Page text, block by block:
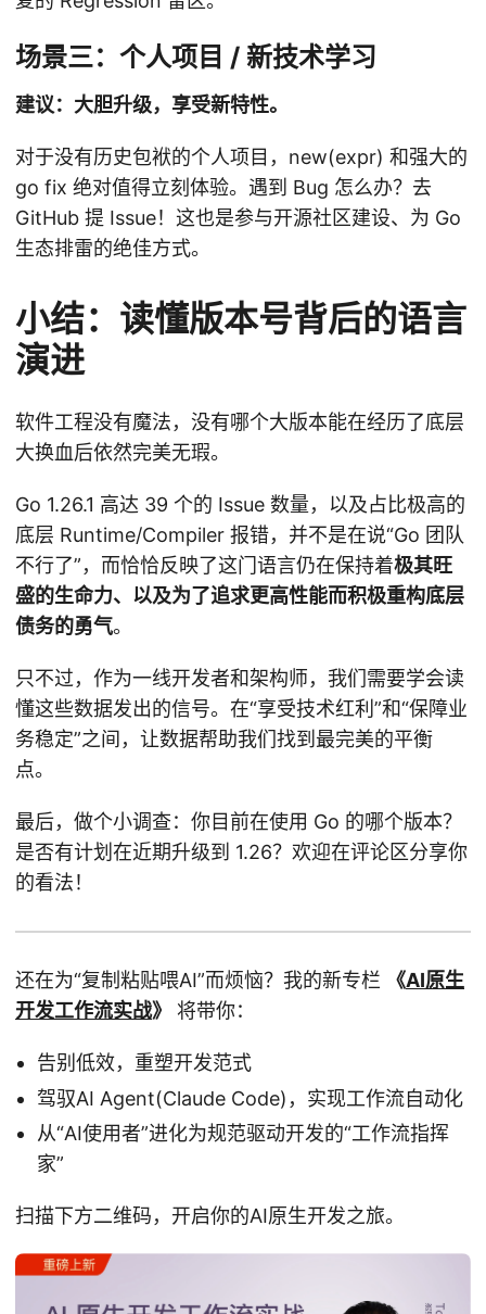
场景三：个人项目 / 新技术学习
建议：大胆升级，享受新特性。
对于没有历史包袱的个人项目，new(expr) 和强大的
go fix 绝对值得立刻体验。遇到 Bug 怎么办？去
GitHub 提 Issue！这也是参与开源社区建设、为 Go
生态排雷的绝佳方式。
小结：读懂版本号背后的语言
演进
软件工程没有魔法，没有哪个大版本能在经历了底层
大换血后依然完美无瑕。
Go 1.26.1 高达 39 个的 Issue 数量，以及占比极高的
底层 Runtime/Compiler 报错，并不是在说“Go 团队
不行了”，而恰恰反映了这门语言仍在保持着极其旺
盛的生命力、以及为了追求更高性能而积极重构底层
债务的勇气。
只不过，作为一线开发者和架构师，我们需要学会读
懂这些数据发出的信号。在“享受技术红利”和“保障业
务稳定”之间，让数据帮助我们找到最完美的平衡
点。
最后，做个小调查：你目前在使用 Go 的哪个版本？
是否有计划在近期升级到 1.26？欢迎在评论区分享你
的看法！
还在为“复制粘贴喂AI”而烦恼？我的新专栏 《AI原生
开发工作流实战》 将带你：
告别低效，重塑开发范式
驾驭AI Agent(Claude Code)，实现工作流自动化
从“AI使用者”进化为规范驱动开发的“工作流指挥
家”
扫描下方二维码，开启你的AI原生开发之旅。